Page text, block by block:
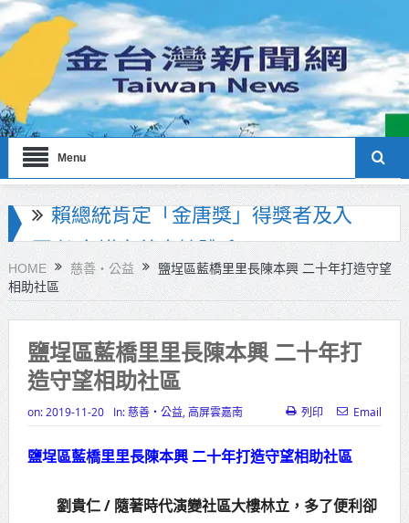
Menu
海巡署南部分署主官大換血 蔡順元
勉提升巡防戰力
北市鮮奶週報再升級！8月31日補助
擴大至國中生
雙北合作里程碑！萬大線動態測試
侯友宜蔣萬安攜手視察
北形象館亮相
打鐵厝北側產業園區產業設施公共
HOME 慈善‧公益
鹽埕區藍橋里里長陳本興 二十年打造守望
相助社區
鹽埕區藍橋里里長陳本興 二十年打
造守望相助社區
on: 2019-11-20 In:慈善‧公益, 高屏雲嘉南 列印 Email
鹽埕區藍橋里里長陳本興 二十年打造守望相助社區
劉貴仁 / 隨著時代演變社區大樓林立，多了便利卻